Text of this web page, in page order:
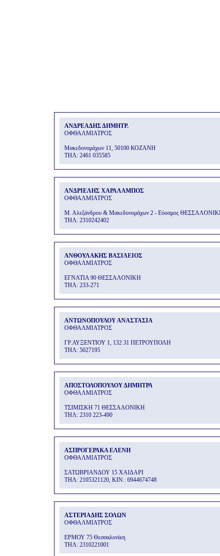
ΑΝΔΡΕΑΔΗΣ ΔΗΜΗΤΡ.
ΟΦΘΑΛΜΙΑΤΡΟΣ
Μακεδονομάχων 11, 50100 ΚΟΖΑΝΗ
THΛ: 2461 035585
ΑΝΔΡΙΕΛΗΣ ΧΑΡΑΛΑΜΠΟΣ
ΟΦΘΑΛΜΙΑΤΡΟΣ
Μ. Αλεξάνδρου & Μακεδονομάχων 2 - Εύοσμος
THΛ: 2310242402
ΑΝΘΟΥΛΑΚΗΣ ΒΑΣΙΛΕΙΟΣ
ΟΦΘΑΛΜΙΑΤΡΟΣ
ΕΓΝΑΤΙΑ 90 ΘΕΣΣΑΛΟΝΙΚΗ
THΛ: 233-271
ΑΝΤΩΝΟΠΟΥΛΟΥ ΑΝΑΣΤΑΣΙΑ
ΟΦΘΑΛΜΙΑΤΡΟΣ
ΓΡ.ΑΥΞΕΝΤΙΟΥ 1, 132 31 ΠΕΤΡΟΥΠΟΛΗ
THΛ: 5027195
ΑΠΟΣΤΟΛΟΠΟΥΛΟΥ ΔΗΜΗΤΡΑ
ΟΦΘΑΛΜΙΑΤΡΟΣ
ΤΣΙΜΙΣΚΗ 71 ΘΕΣΣΑΛΟΝΙΚΗ
THΛ: 2310 223-490
ΑΣΠΡΟΓΕΡΑΚΑ ΕΛΕΝΗ
ΟΦΘΑΛΜΙΑΤΡΟΣ
ΣΑΤΩΒΡΙΑΝΔΟΥ 15 ΧΑΙΔΑΡΙ
THΛ: 2105321120, ΚΙΝ.: 6944674748
ΑΣΤΕΡΙΑΔΗΣ ΣΟΛΩΝ
ΟΦΘΑΛΜΙΑΤΡΟΣ
ΕΡΜΟΥ 75 Θεσσαλονίκη
THΛ: 2310221001